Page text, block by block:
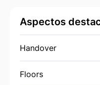
Aspectos
Handover
Floors